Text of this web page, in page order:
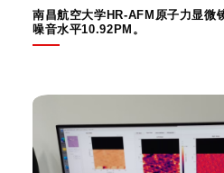
南昌航空大学HR-AFM原子力显微
噪音水平10.92PM。